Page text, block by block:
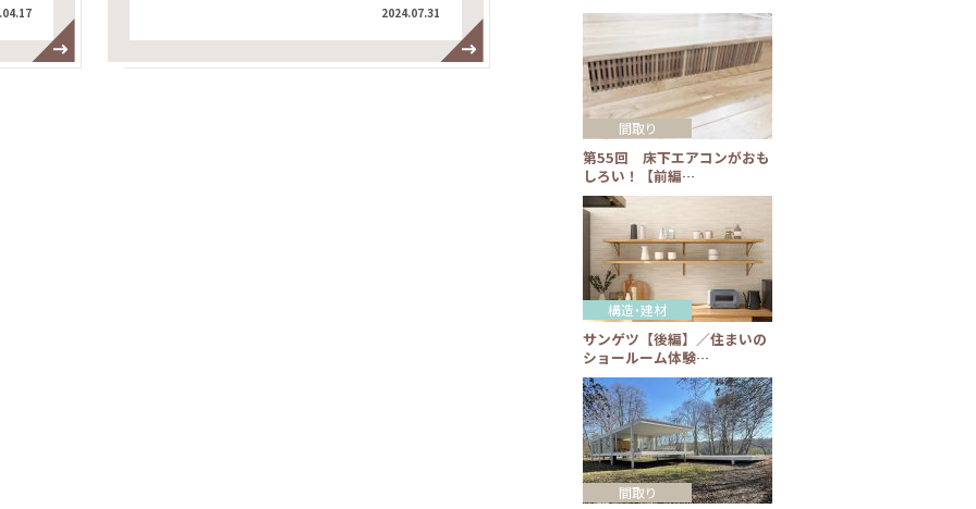
2024.07.31
第55回 床下エアコンがおも
しろい！【前編…
間取り
サンゲツ【後編】／住まいの
ショールーム体験…
構造・建材
間取り